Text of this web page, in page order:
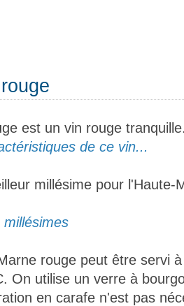
est un vin rouge
de ce vin...
millésime pour l'Haute-
millésimes
rouge peut être servi
On utilise un verre à
en carafe n'est pas